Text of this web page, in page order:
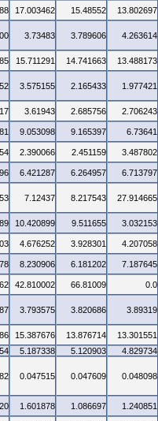
17.003462 15.48552 13.802697
3.73483 3.789606 4.263614
15.711291 14.741663 13.488173
3.575155 2.165433 1.977421
3.61943 2.685756 2.706243
9.053098 9.165397 6.73641
2.390066 2.451159 3.487802
6.421287 6.264957 6.713797
7.12437 8.217543 27.914665
10.420899 9.511655 3.032153
4.676252 3.928301 4.207058
8.230906 6.181202 7.187645
42.810002 66.81009 0.0
3.793575 3.820686 3.89319
15.387676 13.876714 13.301551
5.187338 5.120903 4.829734
0.047515 0.047609 0.048098
1.601878 1.086697 1.240851